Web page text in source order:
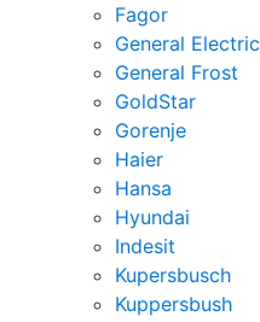
Fagor
General Electric
General Frost
GoldStar
Gorenje
Haier
Hansa
Hyundai
Indesit
Kupersbusch
Kuppersbush